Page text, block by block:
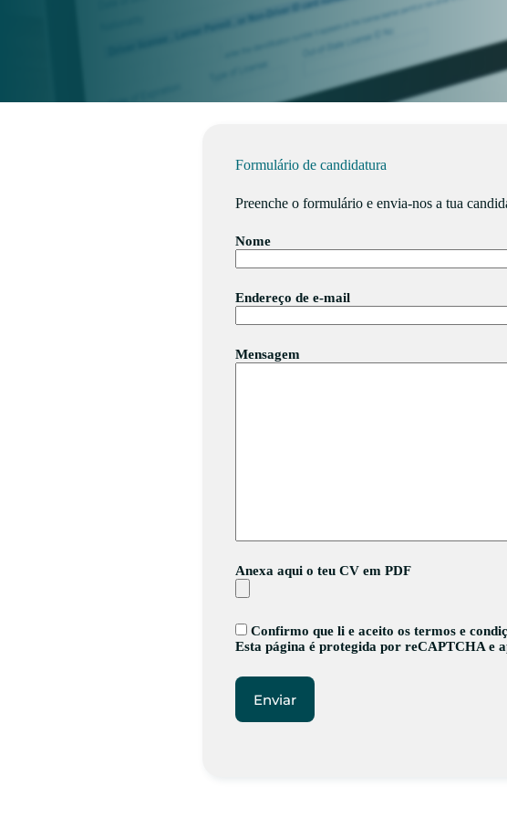
Formulário de candidatura
Preenche o formulário e envia-nos a tua
Nome
Endereço de e-mail
Mensagem
Anexa aqui o teu CV em PDF
Confirmo que li e aceito os termos e
Esta página é protegida por reCAPTCHA e